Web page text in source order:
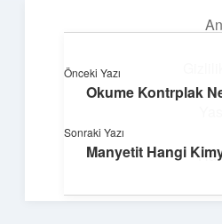
Dijital Dünya
Önceki Yazı
Okume Kontrplak
Sonraki Yazı
Manyetit Hangi